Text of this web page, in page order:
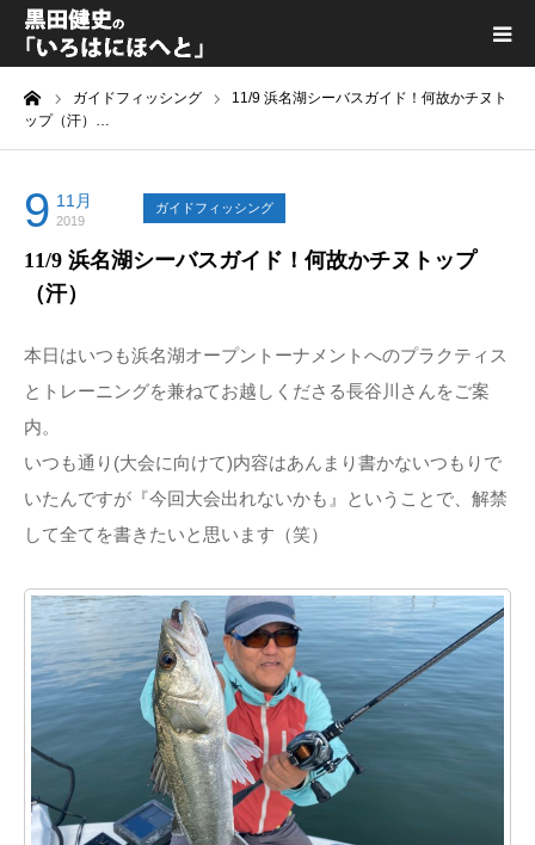
ガイドフィッシング
11/9 浜名湖シーバスガイド！何故かチヌト
ップ（汗）…
9 11月
2019
ガイドフィッシング
11/9 浜名湖シーバスガイド！何故かチヌトップ
（汗）
本日はいつも浜名湖オープントーナメントへのプラクティス
とトレーニングを兼ねてお越しくださる長谷川さんをご案
内。
いつも通り(大会に向けて)内容はあんまり書かないつもりで
いたんですが『今回大会出れないかも』ということで、解禁
して全てを書きたいと思います（笑）
黒田健史プロフィール